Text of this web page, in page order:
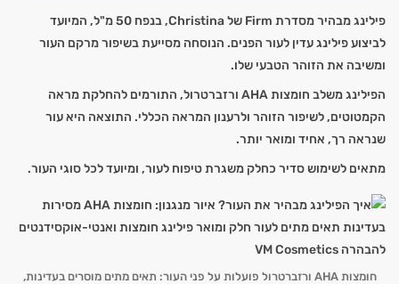
פילינג מבהיר מסדרת Firm של Christina, בנפח 50 מ"ל, המיועד
לביצוע פילינג עדין לעור הפנים. הנוסחה מסייעת בשיפור מרקם העור
ומשיבה את הזוהר הטבעי שלו.
הפילינג משלב חומצות AHA ורזברטרול, התורמים להחלקת מראה
הקמטוטים, לשיפור הזוהר ולרענון המראה הכללי. התוצאה היא עור
שנראה רך, אחיד ומואר יותר.
מתאים לשימוש סדיר כחלק משגרת טיפוח לעור, ומיועד לכל סוגי העור.
חומצות AHA ורזברטרול פועלות על פני העור: תאים מתים מוסרים בעדינות,